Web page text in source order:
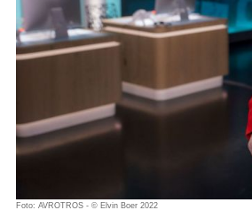
Foto: AVROTROS - © Elvin Boer 2022